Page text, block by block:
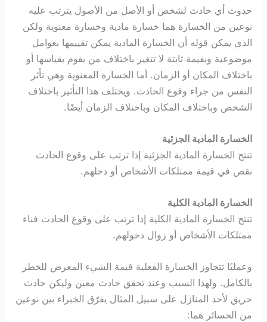
حدوث أي حادث لشخص أو الأصل من الأصول يترتب عليه
نوعين من الخسارة هما خسارة مادية وخسارة معنوية ولكن
الذي يمكن قوله أن الخسارة المادية يمكن تقييمها بعوامل
موضوعية وبقيمة ثابتة لا تتغير باختلاف من يقوم بقياسها أو
باختلاف المكان أو الزمان. أما الخسارة المعنوية وهي تأثر
النفس من جراء وقوع الحادث. ويختلف هذا التأثير باختلاف
الشخص وباختلاف المكان وباختلاف الزمان أيضًا.
الخسارة المادية الجزئية
تنتج الخسارة المادية الجزئية إذا ترتب على وقوع الحادث
نقص في قيمة ممتلكات الأشخاص أو دخلهم.
الخسارة المادية الكلية
تنتج الخسارة المادية الكلية إذا ترتب على وقوع الحادث فناء
ممتلكات الأشخاص أو زوال دخولهم.
وعمليًا تتجاوز الخسارة الفعلية قيمة الشيء المعرض للخطر
بالكامل. ولهذا السبب وعند تحقق حادث معين وليكن حادث
حريق لأحد المنازل على سبيل المثال يفرّق الخبراء بين نوعين
من الخسائر هما: